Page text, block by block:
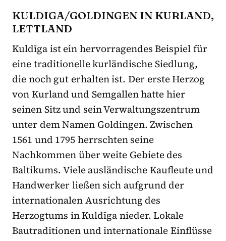
KULDĪGA/GOLDINGEN IN KURLAND,
LETTLAND
Kuldīga ist ein hervorragendes Beispiel für
eine traditionelle kurländische Siedlung,
die noch gut erhalten ist. Der erste Herzog
von Kurland und Semgallen hatte hier
seinen Sitz und sein Verwaltungszentrum
unter dem Namen Goldingen. Zwischen
1561 und 1795 herrschten seine
Nachkommen über weite Gebiete des
Baltikums. Viele ausländische Kaufleute und
Handwerker ließen sich aufgrund der
internationalen Ausrichtung des
Herzogtums in Kuldīga nieder. Lokale
Bautraditionen und internationale Einflüsse